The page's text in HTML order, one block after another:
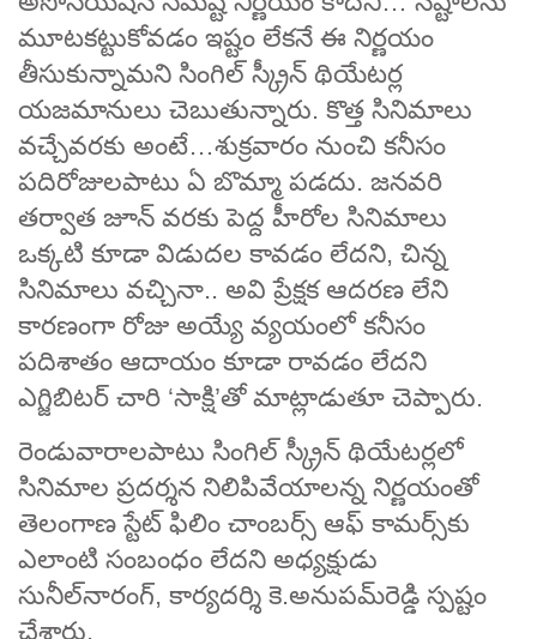
మూటకట్టుకోవడం ఇష్టం లేకనే ఈ నిర్ణయం
తీసుకున్నామని సింగిల్‌ స్క్రీన్‌ థియేటర్ల
యజమానులు చెబుతున్నారు. కొత్త సినిమాలు
వచ్చేవరకు అంటే…శుక్రవారం నుంచి కనీసం
పదిరోజులపాటు ఏ బొమ్మా పడదు. జనవరి
తర్వాత జూన్‌ వరకు పెద్ద హీరోల సినిమాలు
ఒక్కటి కూడా విడు­దల కావడం లేదని, చిన్న
సినిమాలు వచ్చినా.. అవి ప్రేక్షక ఆదరణ లేని
కారణంగా రోజు అయ్యే వ్యయంలో కనీసం
పదిశాతం ఆదాయం కూడా రావడం లేదని
ఎగ్జిబిటర్‌ చారి ‘సాక్షి’తో మాట్లాడుతూ చెప్పారు.
రెండువారాలపాటు సింగిల్‌ స్క్రీన్‌ థియేటర్లలో
సినిమాల ప్రదర్శన నిలిపివేయాలన్న నిర్ణయంతో
తెలంగాణ స్టేట్‌ ఫిలిం చాంబర్స్‌ ఆఫ్‌ కామర్స్‌కు
ఎలాంటి సంబంధం లేదని అధ్యక్షుడు
సునీల్‌నారంగ్, కార్యదర్శి కె.అనుపమ్‌రెడ్డి స్పష్టం
చేశారు.